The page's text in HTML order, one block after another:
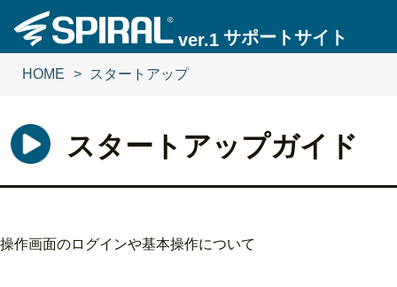
ver.1 サポートサイト
HOME スタートアップ
スタートアップガイド
操作画面のログインや基本操作について